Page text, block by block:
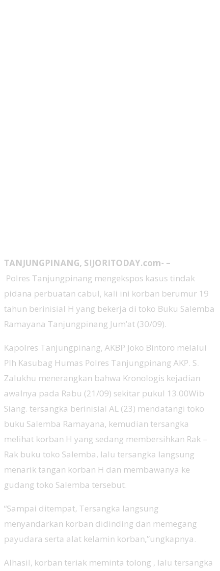
TANJUNGPINANG, SIJORITODAY.com- –
Polres Tanjungpinang mengekspos kasus tindak
pidana perbuatan cabul, kali ini korban berumur 19
tahun berinisial H yang bekerja di toko Buku Salemba
Ramayana Tanjungpinang Jum’at (30/09).
Kapolres Tanjungpinang, AKBP Joko Bintoro melalui
Plh Kasubag Humas Polres Tanjungpinang AKP. S.
Zalukhu menerangkan bahwa Kronologis kejadian
awalnya pada Rabu (21/09) sekitar pukul 13.00Wib
Siang. tersangka berinisial AL (23) mendatangi toko
buku Salemba Ramayana, kemudian tersangka
melihat korban H yang sedang membersihkan Rak –
Rak buku toko Salemba, lalu tersangka langsung
menarik tangan korban H dan membawanya ke
gudang toko Salemba tersebut.
“Sampai ditempat, Tersangka langsung
menyandarkan korban didinding dan memegang
payudara serta alat kelamin korban,”ungkapnya.
Alhasil, korban teriak meminta tolong , lalu tersangka